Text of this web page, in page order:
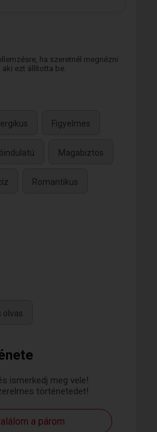
ismerkedj meg vele!
történetedet!
a párom
ha szeretnél megnézni
aki ezt állította be.
Figyelmes
Magabiztos
Romantikus
olvas